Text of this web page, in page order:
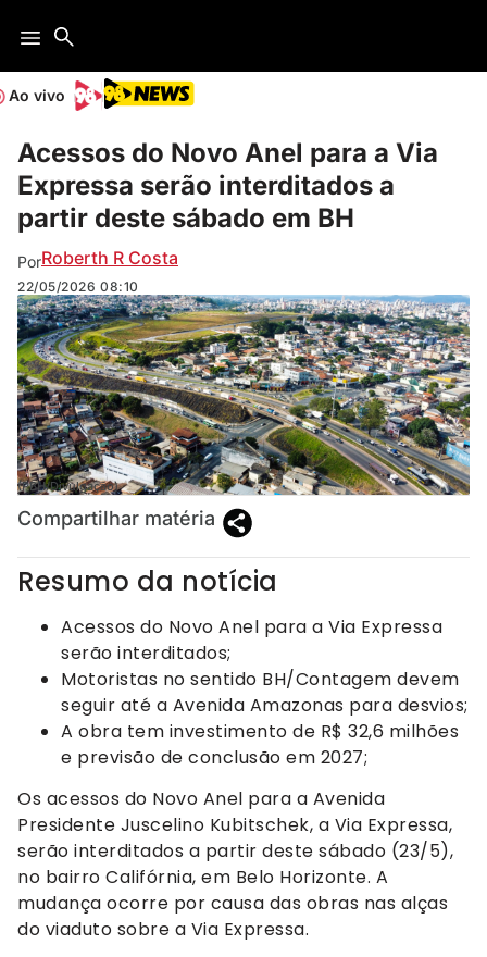
Ao vivo
Acessos do Novo Anel para a Via
Expressa serão interditados a
partir deste sábado em BH
PorRoberth R Costa
22/05/2026 08:10
(PBH/Divulgação)
Compartilhar matéria
Resumo da notícia
Acessos do Novo Anel para a Via Expressa
serão interditados;
Motoristas no sentido BH/Contagem devem
seguir até a Avenida Amazonas para desvios;
A obra tem investimento de R$ 32,6 milhões
e previsão de conclusão em 2027;
Os acessos do Novo Anel para a Avenida
Presidente Juscelino Kubitschek, a Via Expressa,
serão interditados a partir deste sábado (23/5),
no bairro Califórnia, em Belo Horizonte. A
mudança ocorre por causa das obras nas alças
do viaduto sobre a Via Expressa.